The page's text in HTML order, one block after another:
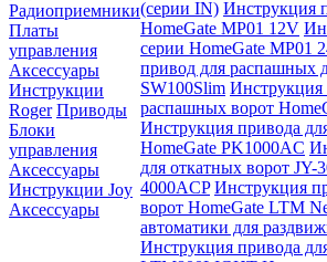
Радиоприемники
Платы
управления
Аксессуары
Инструкции
Roger Приводы
Блоки
управления
Аксессуары
Инструкции Joy
Аксессуары
(серии IN) Инструкция
HomeGate MP01 12V
серии HomeGate MP01
привод для распашных
SW100Slim Инструкция
распашных ворот
Инструкция привода
HomeGate PK1000AC
для откатных ворот JY-
4000ACP Инструкция
ворот HomeGate LTM
автоматики для
Инструкция привода